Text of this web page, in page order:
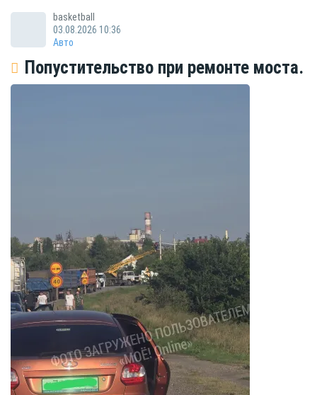
basketball
03.08.2026 10:36
Авто
Попустительство при ремонте моста.